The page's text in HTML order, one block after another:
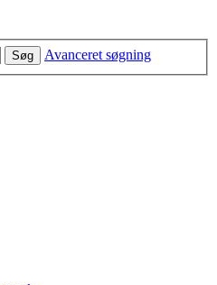
Søg
Avanceret søgning